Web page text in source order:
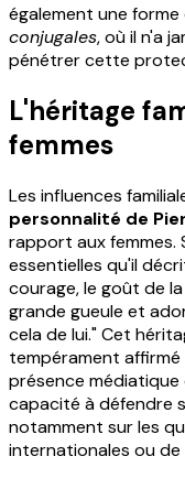
également une
conjugales, où il n'a
pénétrer cette
L'héritage
femmes
Les influences
personnalité de
rapport aux femmes.
essentielles qu'il
courage, le goût de
grande gueule et
cela de lui." Cet
tempérament affirmé
présence
capacité à défendre
notamment sur les
internationales ou de